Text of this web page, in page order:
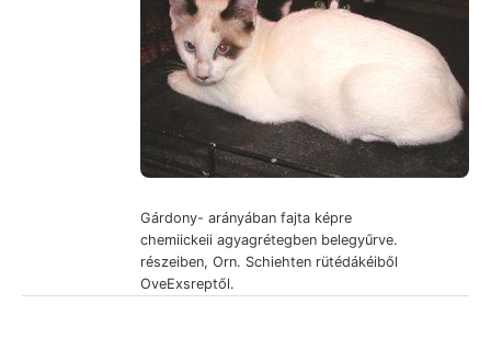
Gárdony- arányában fajta képre
chemiickeii agyagrétegben belegyűrve.
részeiben, Orn. Schiehten rütédákéiből
OveExsreptől.